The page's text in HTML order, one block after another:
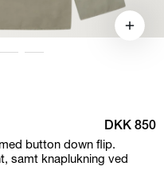
DKK 850
button down flip.
samt knaplukning ved